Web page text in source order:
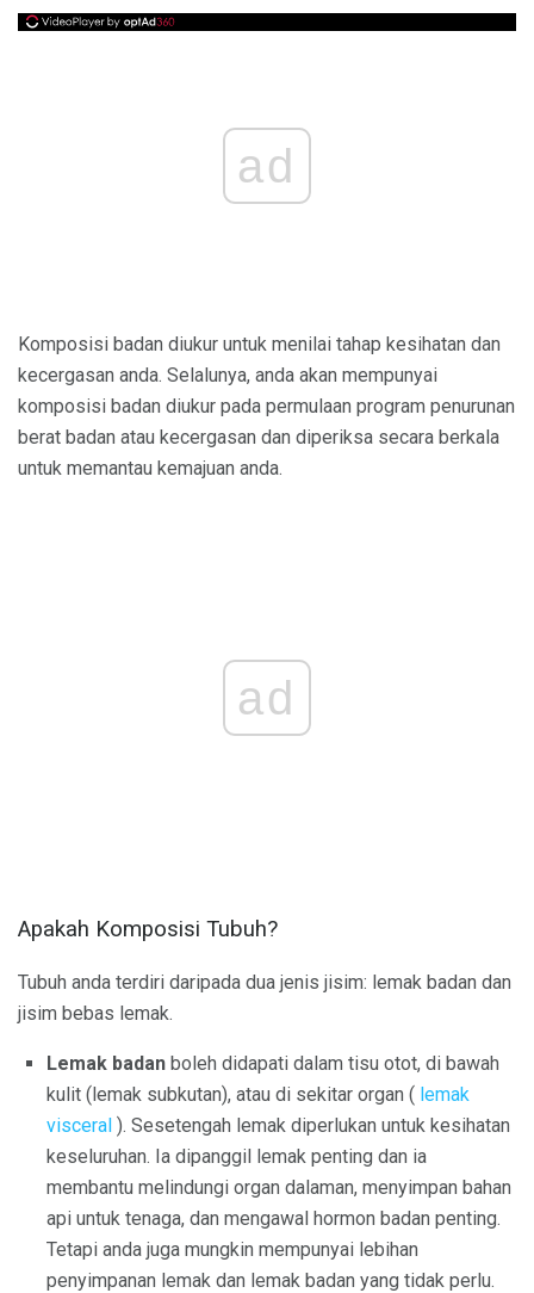
ad
Komposisi badan diukur untuk menilai tahap kesihatan dan
kecergasan anda. Selalunya, anda akan mempunyai
komposisi badan diukur pada permulaan program penurunan
berat badan atau kecergasan dan diperiksa secara berkala
untuk memantau kemajuan anda.
ad
Apakah Komposisi Tubuh?
Tubuh anda terdiri daripada dua jenis jisim: lemak badan dan
jisim bebas lemak.
Lemak badan boleh didapati dalam tisu otot, di bawah
kulit (lemak subkutan), atau di sekitar organ ( lemak
visceral ). Sesetengah lemak diperlukan untuk kesihatan
keseluruhan. Ia dipanggil lemak penting dan ia
membantu melindungi organ dalaman, menyimpan bahan
api untuk tenaga, dan mengawal hormon badan penting.
Tetapi anda juga mungkin mempunyai lebihan
penyimpanan lemak dan lemak badan yang tidak perlu.